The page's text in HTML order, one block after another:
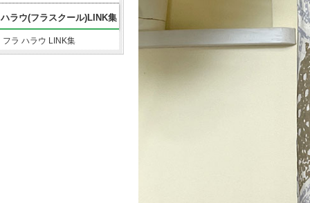
ハラウ(フラスクール)LINK集
フラ ハラウ LINK集